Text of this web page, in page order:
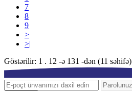
7
8
9
>
>|
Göstərilir: 1 . 12 -ə 131 -dən (11 səhifə)